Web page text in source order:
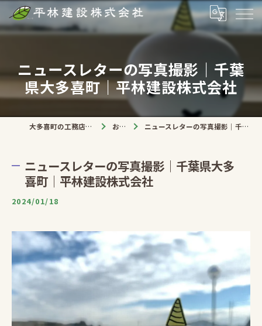
ニュースレターの写真撮影｜千葉
県大多喜町｜平林建設株式会社
大多喜町の工務店なら平林建設株式会社 お知らせ ニュースレターの写真撮影｜千葉県大多喜町｜平林建設株式会社
ニュースレターの写真撮影｜千葉県大多
喜町｜平林建設株式会社
2024/01/18